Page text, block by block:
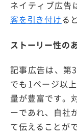
ネイティブ広告
客を引き付ける
ストーリー性の
記事広告は、第
でも1ページ以
量が豊富です。
ーであれ、自社
て伝えることが